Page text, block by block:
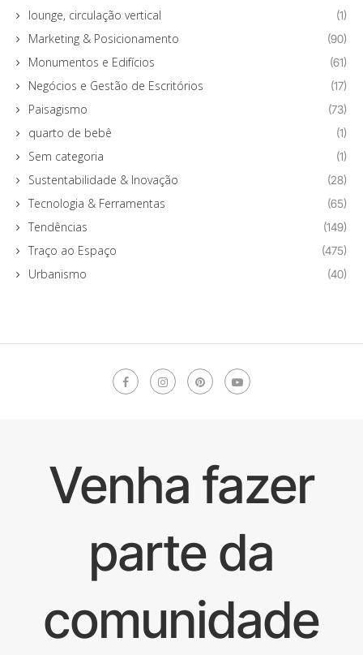
lounge, circulação vertical (1)
Marketing & Posicionamento (90)
Monumentos e Edifícios (61)
Negócios e Gestão de Escritórios (17)
Paisagismo (73)
quarto de bebê (1)
Sem categoria (1)
Sustentabilidade & Inovação (28)
Tecnologia & Ferramentas (65)
Tendências (149)
Traço ao Espaço (475)
Urbanismo (40)
Venha fazer
parte da
comunidade